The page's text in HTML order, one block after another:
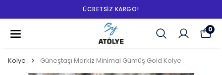
ÜCRETSIZ KARGO!
0
Kolye Güneştaşı Markiz Minimal Gümüş Gold Kolye